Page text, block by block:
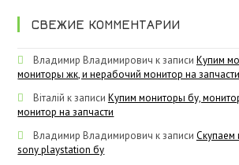
СВЕЖИЕ КОММЕНТАРИИ
Владимир Владимирович к записи Купим
мониторы жк, и нерабочий монитор на запчасти
Віталій к записи Купим мониторы бу,
монитор на запчасти
Владимир Владимирович к записи Скупаем
sony playstation бу